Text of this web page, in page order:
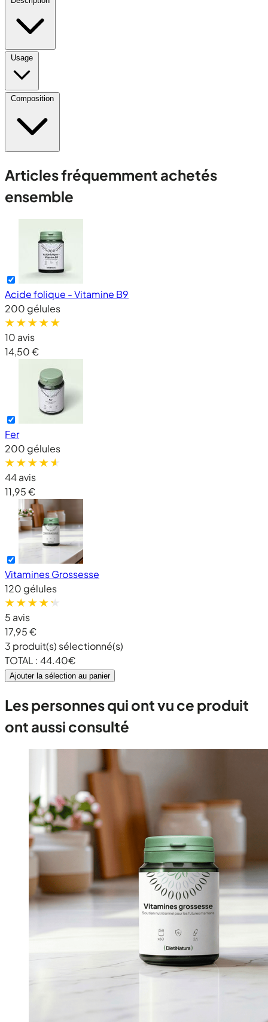
Usage
Composition
Articles fréquemment achetés
ensemble
Acide folique - Vitamine B9
200 gélules
10 avis
14,50 €
Fer
200 gélules
44 avis
11,95 €
Vitamines Grossesse
120 gélules
5 avis
17,95 €
3 produit(s) sélectionné(s)
TOTAL : 44.40€
Ajouter la sélection au panier
Les personnes qui ont vu ce produit
ont aussi consulté